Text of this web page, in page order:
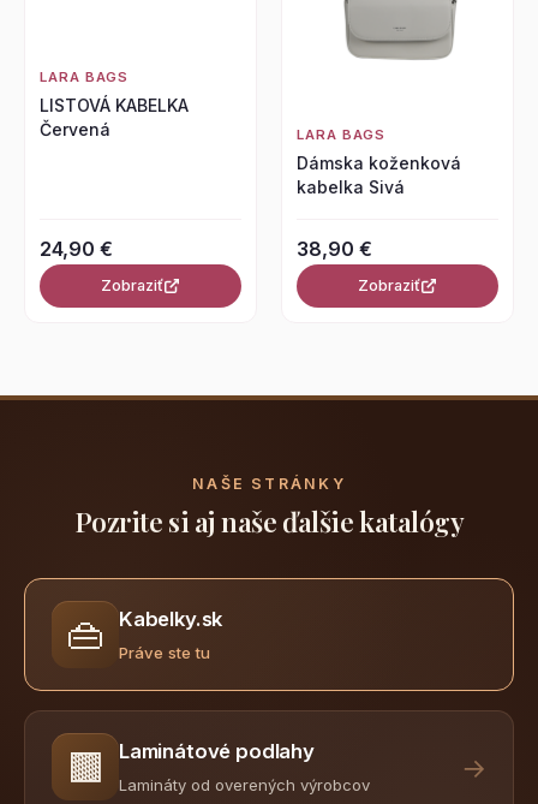
LARA BAGS
LISTOVÁ KABELKA
Červená
24,90 €
Zobraziť
LARA BAGS
Dámska koženková
kabelka Sivá
38,90 €
Zobraziť
NAŠE STRÁNKY
Pozrite si aj naše ďalšie katalógy
👜 Kabelky.sk
Práve ste tu
🟫 Laminátové podlahy
Lamináty od overených výrobcov
→